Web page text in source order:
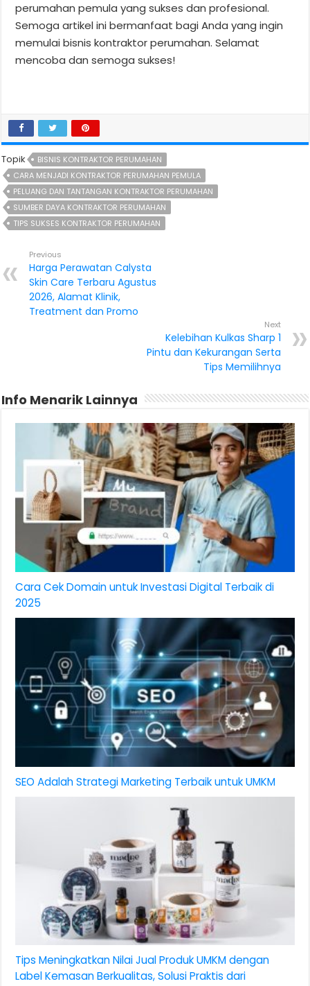
perumahan pemula yang sukses dan profesional.
Semoga artikel ini bermanfaat bagi Anda yang ingin
memulai bisnis kontraktor perumahan. Selamat
mencoba dan semoga sukses!
Topik
BISNIS KONTRAKTOR PERUMAHAN
CARA MENJADI KONTRAKTOR PERUMAHAN PEMULA
PELUANG DAN TANTANGAN KONTRAKTOR PERUMAHAN
SUMBER DAYA KONTRAKTOR PERUMAHAN
TIPS SUKSES KONTRAKTOR PERUMAHAN
Previous
Harga Perawatan Calysta
Skin Care Terbaru Agustus
2026, Alamat Klinik,
Treatment dan Promo
Next
Kelebihan Kulkas Sharp 1
Pintu dan Kekurangan Serta
Tips Memilihnya
Info Menarik Lainnya
Cara Cek Domain untuk Investasi Digital Terbaik di
2025
SEO Adalah Strategi Marketing Terbaik untuk UMKM
Tips Meningkatkan Nilai Jual Produk UMKM dengan
Label Kemasan Berkualitas, Solusi Praktis dari